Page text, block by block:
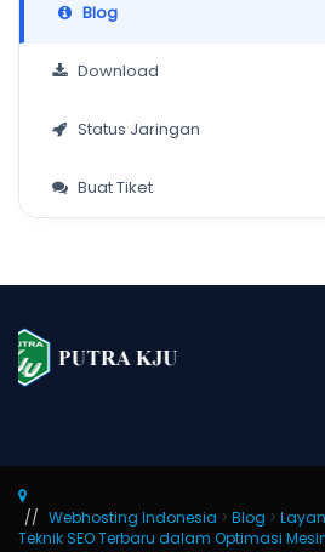
Blog
Download
Status Jaringan
Buat Tiket
Webhosting Indonesia > Blog >
Teknik SEO Terbaru dalam Optimasi